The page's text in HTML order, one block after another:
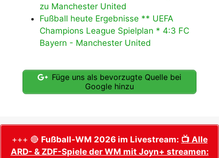
zu Manchester United
Fußball heute Ergebnisse ** UEFA
Champions League Spielplan * 4:3 FC
Bayern - Manchester United
Füge uns als bevorzugte Quelle bei
Google hinzu
+++ 🔴 Fußball-WM 2026 im Livestream: 📺 Alle
ARD- & ZDF-Spiele der WM mit Joyn+ streamen: